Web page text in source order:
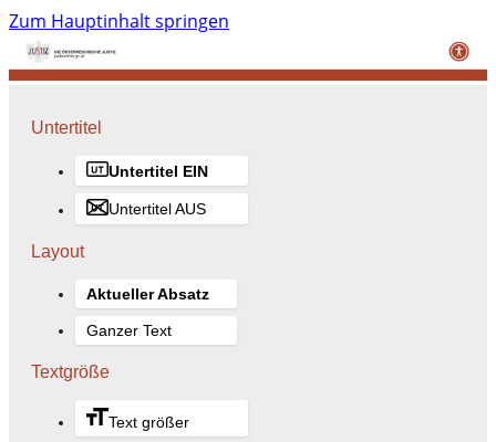
Zum Hauptinhalt springen
Untertitel
Untertitel EIN
Untertitel AUS
Layout
Aktueller Absatz
Ganzer Text
Textgröße
Text größer